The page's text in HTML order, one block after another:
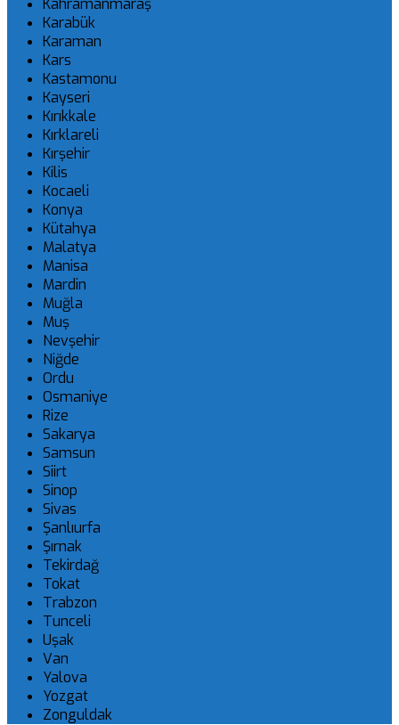
Kahramanmaraş
Karabük
Karaman
Kars
Kastamonu
Kayseri
Kırıkkale
Kırklareli
Kırşehir
Kilis
Kocaeli
Konya
Kütahya
Malatya
Manisa
Mardin
Muğla
Muş
Nevşehir
Niğde
Ordu
Osmaniye
Rize
Sakarya
Samsun
Siirt
Sinop
Sivas
Şanlıurfa
Şırnak
Tekirdağ
Tokat
Trabzon
Tunceli
Uşak
Van
Yalova
Yozgat
Zonguldak